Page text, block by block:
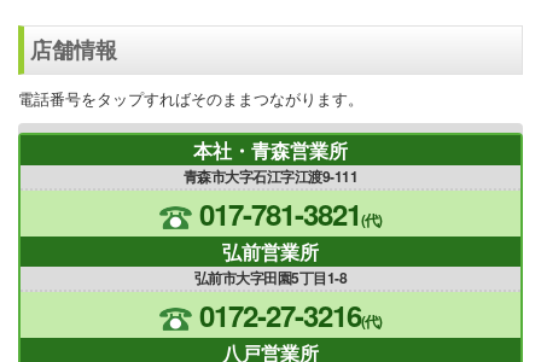
店舗情報
電話番号をタップすればそのままつながります。
本社・青森営業所
青森市大字石江字江渡9-111
017-781-3821(代)
弘前営業所
弘前市大字田園5丁目1-8
0172-27-3216(代)
八戸営業所